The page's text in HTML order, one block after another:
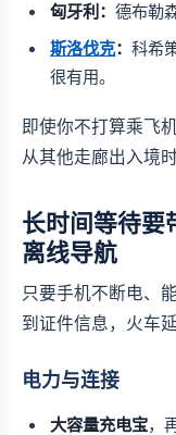
匈牙利：德布勒
斯洛伐克：科希
很有用。
即使你不打算乘飞
从其他走廊出入境
长时间等待要
离线导航
只要手机不断电、
到证件信息，火车
电力与连接
大容量充电宝，